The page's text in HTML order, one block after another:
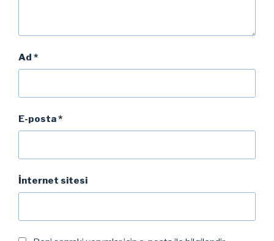
Ad *
E-posta*
İnternet sitesi